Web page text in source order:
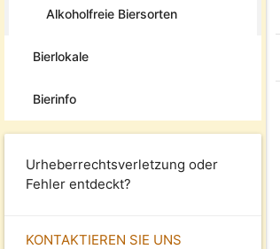
Alkoholfreie Biersorten
Bierlokale
Bierinfo
Urheberrechtsverletzung oder
Fehler entdeckt?
KONTAKTIEREN SIE UNS